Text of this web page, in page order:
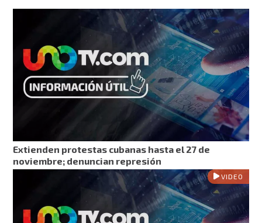
Extienden protestas cubanas hasta el 27 de
noviembre; denuncian represión
VIDEO